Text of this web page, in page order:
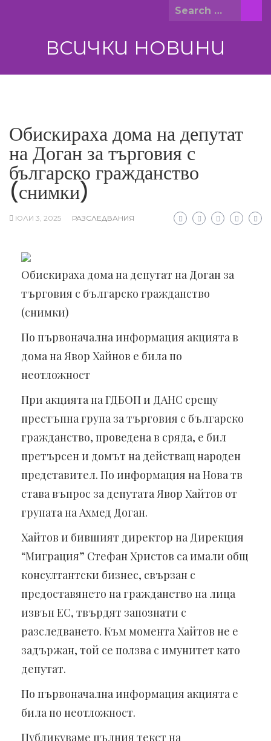
Search
ВСИЧКИ НОВИНИ
Обискираха дома на депутат
на Доган за търговия с
българско гражданство
(снимки)
ЮЛИ 3, 2025 РАЗСЛЕДВАНИЯ
Обискираха дома на депутат на Доган за
търговия с българско гражданство
(снимки)
По първоначална информация акцията в
дома на Явор Хайнов е била по
неотложност
При акцията на ГДБОП и ДАНС срещу
престъпна група за търговия с българско
гражданство, проведена в сряда, е бил
претърсен и домът на действащ народен
представител. По информация на Нова тв
става въпрос за депутата Явор Хайтов от
групата на Ахмед Доган.
Хайтов и бившият директор на Дирекция
“Миграция” Стефан Христов са имали общ
консултантски бизнес, свързан с
предоставянето на гражданство на лица
извън ЕС, твърдят запознати с
разследването. Към момента Хайтов не е
задържан, той се ползва с имунитет като
депутат.
По първоначална информация акцията е
била по неотложност.
Публикуваме пълния текст на